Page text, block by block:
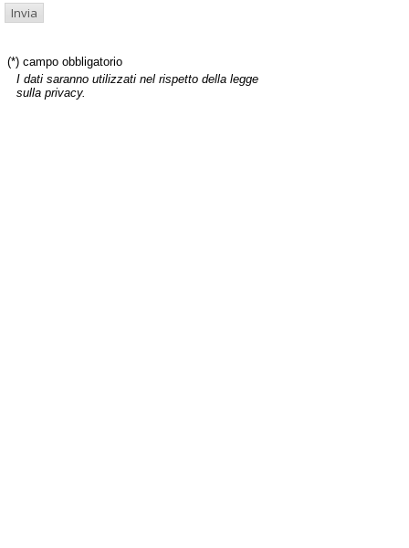
(*) campo obbligatorio
I dati saranno utilizzati nel rispetto della legge
sulla privacy.